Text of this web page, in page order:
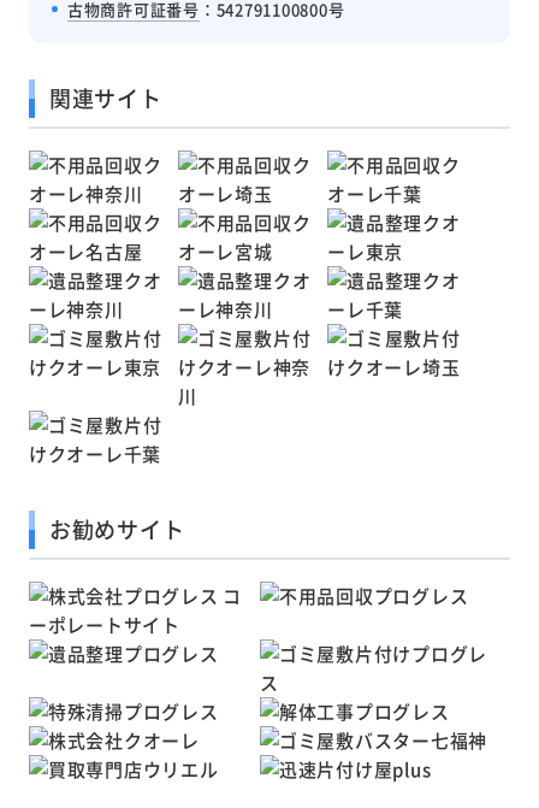
古物商許可証番号 ：542791100800号
関連サイト
お勧めサイト